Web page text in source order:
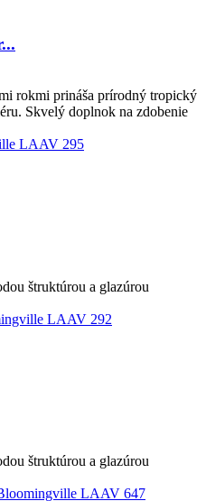
rokmi prináša prírodný tropický
Skvelý doplnok na zdobenie
štruktúrou a glazúrou
štruktúrou a glazúrou